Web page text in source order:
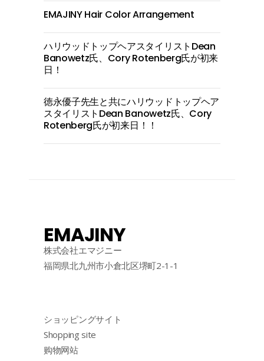
EMAJINY Hair Color Arrangement
ハリウッドトップヘアスタイリストDean
Banowetz氏、Cory Rotenberg氏が初来
日！
徳永優子先生と共にハリウッドトップヘア
スタイリストDean Banowetz氏、Cory
Rotenberg氏が初来日！！
EMAJINY
株式会社エマジニー
福岡県北九州市小倉北区堺町2-1-1
ショッピングサイト
Shopping site
购物网站